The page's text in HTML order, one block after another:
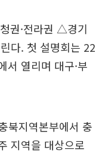
권·전라권 △경기
다. 첫 설명회는 22
서 열리며 대구·부
북지역본부에서 충
지역을 대상으로